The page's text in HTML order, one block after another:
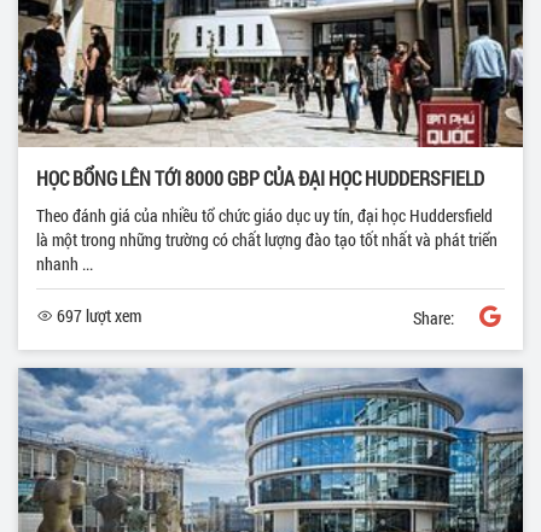
HỌC BỔNG LÊN TỚI 8000 GBP CỦA ĐẠI HỌC HUDDERSFIELD
Theo đánh giá của nhiều tổ chức giáo dục uy tín, đại học Huddersfield
là một trong những trường có chất lượng đào tạo tốt nhất và phát triển
nhanh ...
697 lượt xem Share: